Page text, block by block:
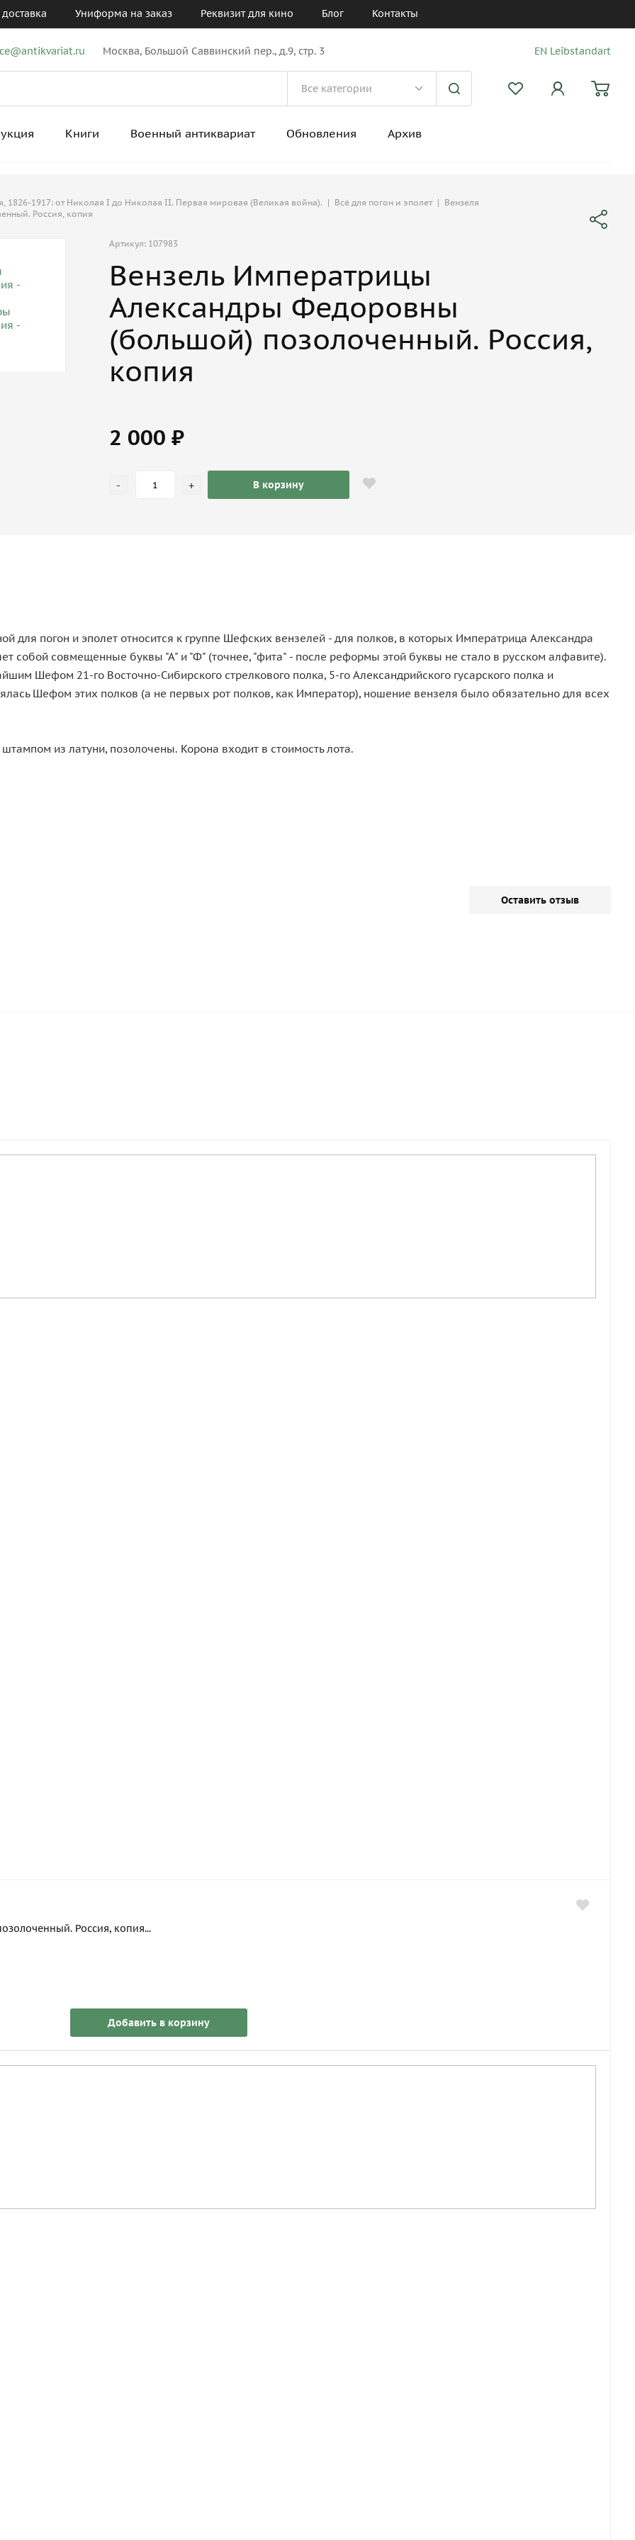
Униформа на заказ Реквизит для кино Блог Контакты
Москва, Большой Саввинский пер., д.9, стр. 3 EN Leibstandart
Книги Военный антиквариат Обновления Архив
1826-1917: от Николая I до Николая II. Первая мировая (Великая война). | Всё для погон и эполет | Вензеля
Россия, копия
Артикул: 107983
Вензель Императрицы
Александры Федоровны
(большой) позолоченный. Россия,
копия
2 000 ₽
- + В корзину
погон и эполет относится к группе Шефских вензелей - для полков, в которых Императрица Александра
совмещенные буквы "А" и "Ф" (точнее, "фита" - после реформы этой буквы не стало в русском алфавите).
Шефом 21-го Восточно-Сибирского стрелкового полка, 5-го Александрийского гусарского полка и
Шефом этих полков (а не первых рот полков, как Император), ношение вензеля было обязательно для всех
из латуни, позолочены. Корона входит в стоимость лота.
Оставить отзыв
Россия, копия...
Добавить в корзину